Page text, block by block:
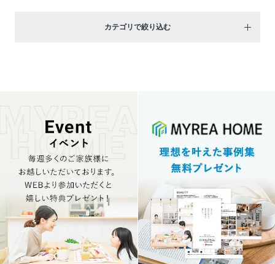
カテゴリで絞り込む